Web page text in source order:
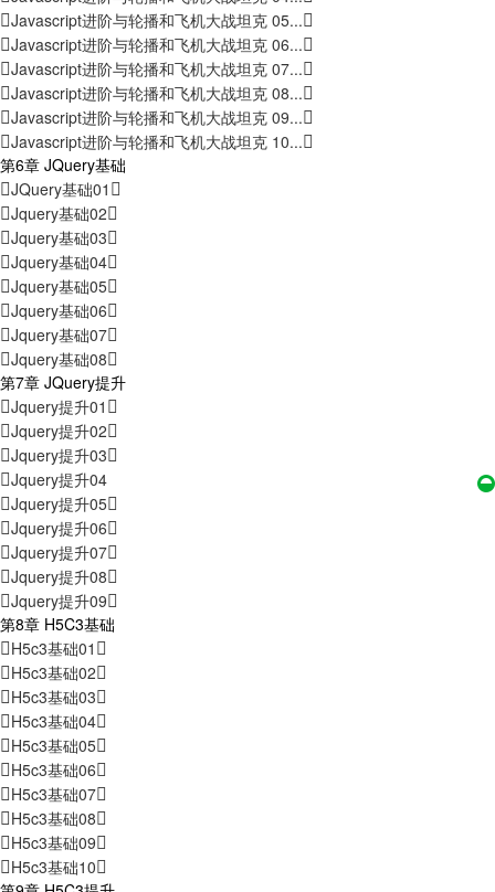
Javascript进阶与轮播和飞机大战坦克 05...
Javascript进阶与轮播和飞机大战坦克 06...
Javascript进阶与轮播和飞机大战坦克 07...
Javascript进阶与轮播和飞机大战坦克 08...
Javascript进阶与轮播和飞机大战坦克 09...
Javascript进阶与轮播和飞机大战坦克 10...
第6章 JQuery基础
JQuery基础01
Jquery基础02
Jquery基础03
Jquery基础04
Jquery基础05
Jquery基础06
Jquery基础07
Jquery基础08
第7章 JQuery提升
Jquery提升01
Jquery提升02
Jquery提升03
Jquery提升04
Jquery提升05
Jquery提升06
Jquery提升07
Jquery提升08
Jquery提升09
第8章 H5C3基础
H5c3基础01
H5c3基础02
H5c3基础03
H5c3基础04
H5c3基础05
H5c3基础06
H5c3基础07
H5c3基础08
H5c3基础09
H5c3基础10